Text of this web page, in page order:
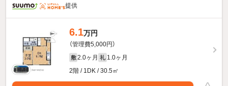
提供
6.1万円
（管理費5,000円）
敷 2.0ヶ月 礼 1.0ヶ月
2階 / 1DK / 30.5㎡